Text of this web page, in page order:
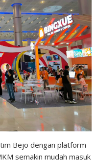
Bejo dengan platform
semakin mudah masuk